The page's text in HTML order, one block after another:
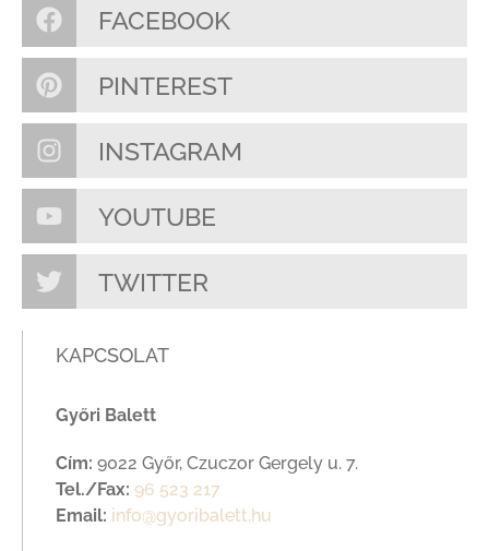
FACEBOOK
PINTEREST
INSTAGRAM
YOUTUBE
TWITTER
KAPCSOLAT
Győri Balett
Cím: 9022 Győr, Czuczor Gergely u. 7.
Tel./Fax: 96 523 217
Email: info@gyoribalett.hu